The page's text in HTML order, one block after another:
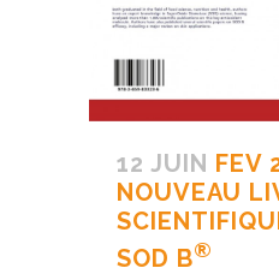
12 JUIN FEV
NOUVEAU
SOD B®